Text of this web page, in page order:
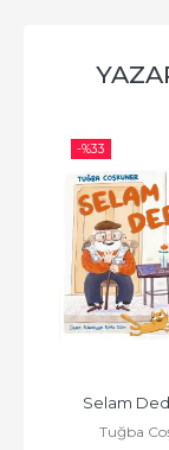
-%33
Selam
Tuğba